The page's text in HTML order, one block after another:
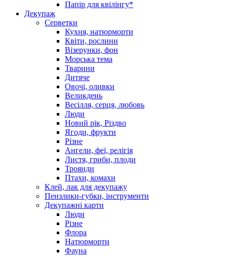
Папір для квілінгу*
Декупаж
Серветки
Кухня, натюрморти
Квіти, рослини
Візерунки, фон
Морська тема
Тварини
Дитяче
Овочі, оливки
Великдень
Весілля, серця, любовь
Люди
Новий рік, Різдво
Ягоди, фрукти
Різне
Ангели, феї, релігія
Листя, гриби, плоди
Троянди
Птахи, комахи
Клей, лак для декупажу
Пензлики-губки, інструменти
Декупажні карти
Люди
Різне
Флора
Натюрморти
Фауна